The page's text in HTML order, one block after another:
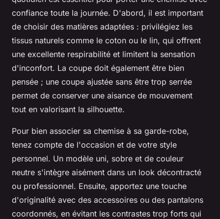
confiance toute la journée. D'abord, il est important
de choisir des matières adaptées : privilégiez les
tissus naturels comme le coton ou le lin, qui offrent
une excellente respirabilité et limitent la sensation
d'inconfort. La coupe doit également être bien
pensée ; une coupe ajustée sans être trop serrée
permet de conserver une aisance de mouvement
tout en valorisant la silhouette.
Pour bien associer sa chemise à sa garde-robe,
tenez compte de l'occasion et de votre style
personnel. Un modèle uni, sobre et de couleur
neutre s'intègre aisément dans un look décontracté
ou professionnel. Ensuite, apportez une touche
d'originalité avec des accessoires ou des pantalons
coordonnés, en évitant les contrastes trop forts qui